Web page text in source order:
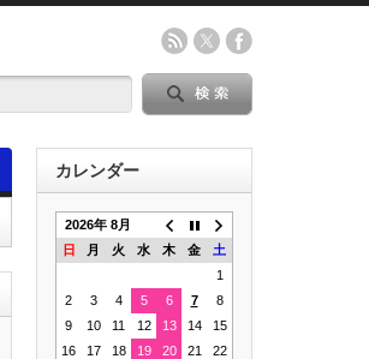
カレンダー
2026年 8月
日
月 火 水 木 金
土
1
2
3 4 5 6 7
8
9
10 11 12 13 14
15
16
17 18 19 20 21
22